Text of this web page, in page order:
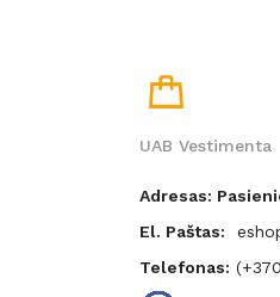
UAB Vestimenta
Adresas:
El. Paštas:
Telefonas: